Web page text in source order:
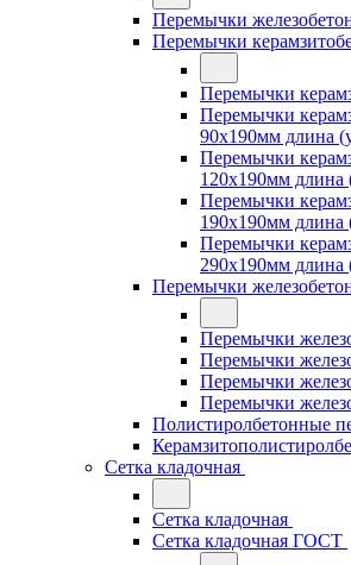
Перемычки
Перемычки
Перемычки
Перемычки
90x190мм длина
Перемычки
120x190мм длина
Перемычки
190x190мм длина
Перемычки
290x190мм длина
Перемычки
Перемычки
Перемычки
Перемычки
Перемычки
Полистиролбетонные
Сетка кладочная
Сетка кладочная
Сетка кладочная ГОСТ